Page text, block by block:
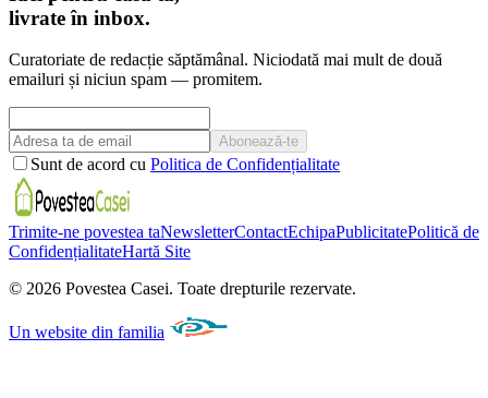
livrate în inbox.
Curatoriate de redacție săptămânal. Niciodată mai mult de două
emailuri și niciun spam — promitem.
Abonează-te
Sunt de acord cu Politica de Confidențialitate
Trimite-ne povestea taNewsletterContactEchipaPublicitatePolitică de
ConfidențialitateHartă Site
© 2026 Povestea Casei. Toate drepturile rezervate.
Un website din familia